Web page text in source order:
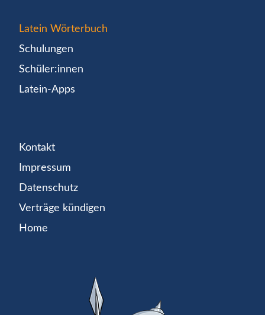
Latein Wörterbuch
Schulungen
Schüler:innen
Latein-Apps
Kontakt
Impressum
Datenschutz
Verträge kündigen
Home